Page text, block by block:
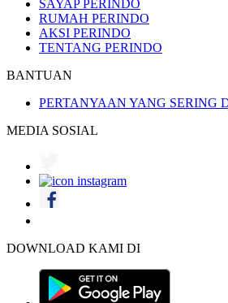
SAYAP PERINDO
RUMAH PERINDO
AKSI PERINDO
TENTANG PERINDO
BANTUAN
PERTANYAAN YANG SERING
MEDIA SOSIAL
DOWNLOAD KAMI DI